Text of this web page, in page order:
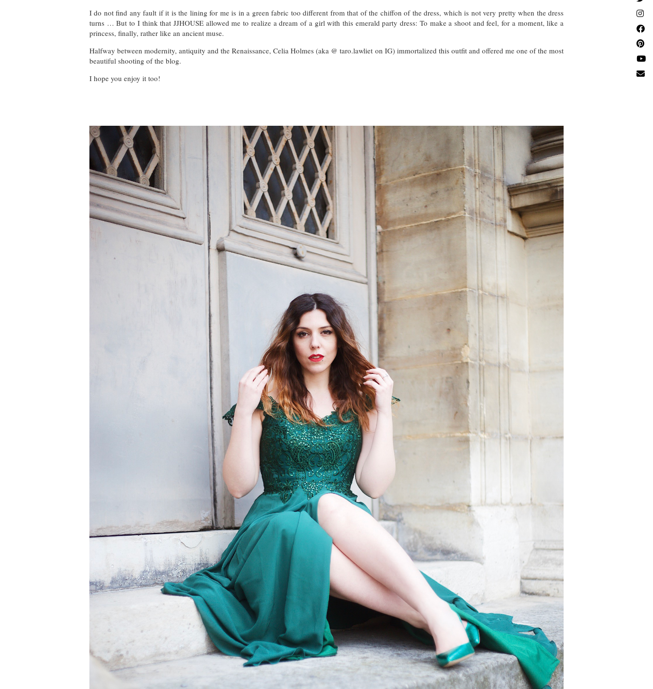
I do not find any fault if it is the lining for me is in a green fabric too different from that of the chiffon of the dress, which is not very pretty when the dress
turns … But to I think that JJHOUSE allowed me to realize a dream of a girl with this emerald party dress: To make a shoot and feel, for a moment, like a
princess, finally, rather like an ancient muse.
Halfway between modernity, antiquity and the Renaissance, Celia Holmes (aka @ taro.lawliet on IG) immortalized this outfit and offered me one of the most
beautiful shooting of the blog.
I hope you enjoy it too!